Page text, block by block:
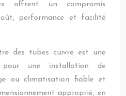
offrent un compromis
performance et facilité
des tubes cuivre est une
pour une installation de
ou climatisation fiable et
approprié, en